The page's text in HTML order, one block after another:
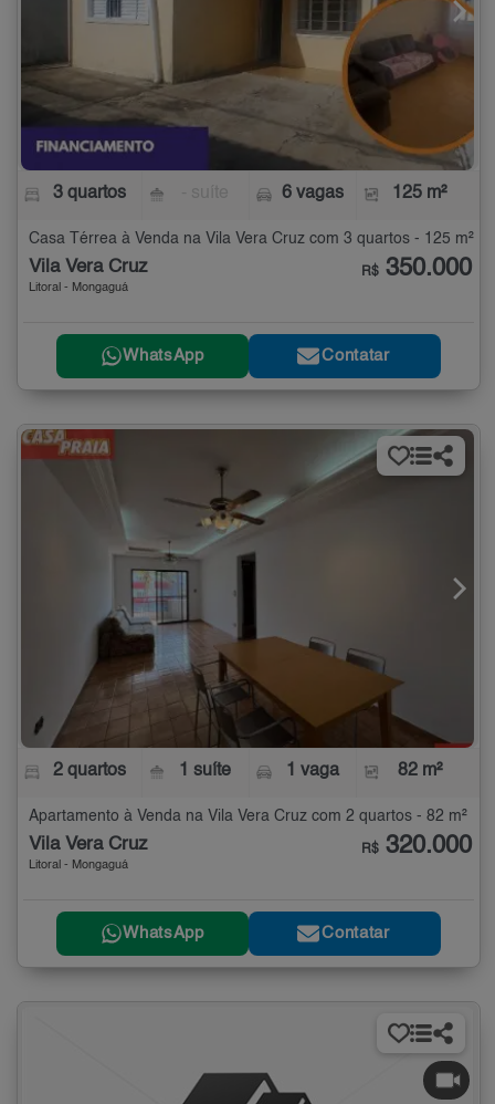
3 quartos 6 vagas 125 m²
Casa Térrea à Venda na Vila Vera Cruz com 3 quartos - 125 m²
Vila Vera Cruz
Litoral - Mongaguá
R$ 350.000
WhatsApp Contatar
2 quartos 1 suíte 1 vaga 82 m²
Apartamento à Venda na Vila Vera Cruz com 2 quartos - 82 m²
Vila Vera Cruz
Litoral - Mongaguá
R$ 320.000
WhatsApp Contatar